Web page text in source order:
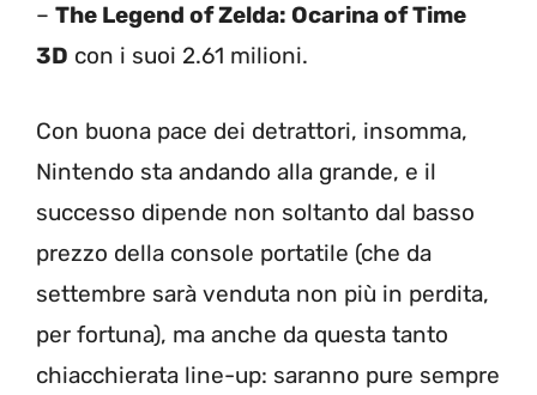
– The Legend of Zelda: Ocarina of Time
3D con i suoi 2.61 milioni.
Con buona pace dei detrattori, insomma,
Nintendo sta andando alla grande, e il
successo dipende non soltanto dal basso
prezzo della console portatile (che da
settembre sarà venduta non più in perdita,
per fortuna), ma anche da questa tanto
chiacchierata line-up: saranno pure sempre